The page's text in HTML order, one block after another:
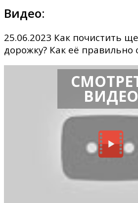
Видео:
25.06.2023 Как почистить
дорожку? Как её правильно
ВИДЕО